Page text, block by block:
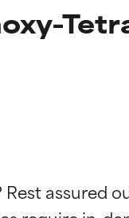
assured